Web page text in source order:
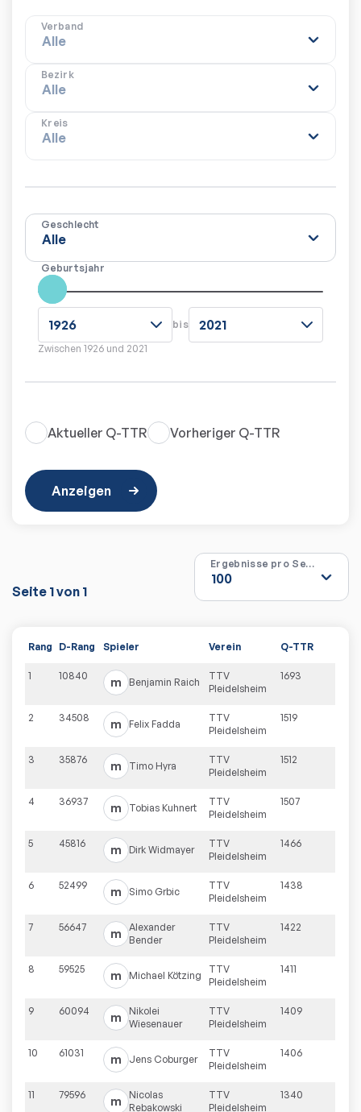
Verband
Bezirk
Kreis
Geschlecht
Geburtsjahr
bis
Zwischen 1926 und 2021
Aktueller Q-TTR Vorheriger Q-TTR
Anzeigen
Seite 1von 1
Ergebnisse pro Seite
Rang D-Rang Spieler Verein Q-TTR
1 10840 m Benjamin Raich
TTV
Pleidelsheim
1693
2 34508 m Felix Fadda
TTV
Pleidelsheim
1519
3 35876 m Timo Hyra
TTV
Pleidelsheim
1512
4 36937 m Tobias Kuhnert
TTV
Pleidelsheim
1507
5 45816 m Dirk Widmayer
TTV
Pleidelsheim
1466
6 52499 m Simo Grbic
TTV
Pleidelsheim
1438
7 56647 m
Alexander
Bender
TTV
Pleidelsheim
1422
8 59525 m Michael Kötzing
TTV
Pleidelsheim
1411
9 60094 m
Nikolei
Wiesenauer
TTV
Pleidelsheim
1409
10 61031 m Jens Coburger
TTV
Pleidelsheim
1406
11 79596 m
Nicolas
Rebakowski
TTV
Pleidelsheim
1340